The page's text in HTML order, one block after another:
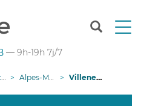
T
n
— 9h-19h 7j/7
Alpes-Maritimes Villeneuve-Loubet